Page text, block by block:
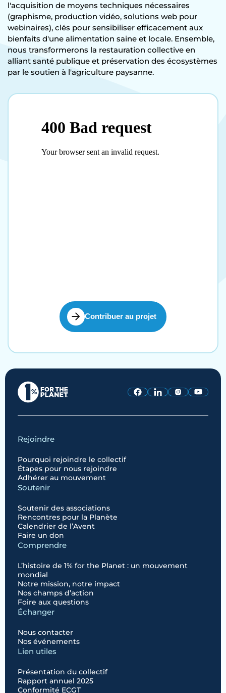
l'acquisition de moyens techniques nécessaires
(graphisme, production vidéo, solutions web pour
webinaires), clés pour sensibiliser efficacement aux
bienfaits d'une alimentation saine et locale. Ensemble,
nous transformerons la restauration collective en
alliant santé publique et préservation des écosystèmes
par le soutien à l'agriculture paysanne.
Contribuer au projet
Rejoindre
Pourquoi rejoindre le collectif
Étapes pour nous rejoindre
Adhérer au mouvement
Soutenir
Soutenir des associations
Rencontres pour la Planète
Calendrier de l’Avent
Faire un don
Comprendre
L’histoire de 1% for the Planet : un mouvement
mondial
Notre mission, notre impact
Nos champs d’action
Foire aux questions
Échanger
Nous contacter
Nos événements
Lien utiles
Présentation du collectif
Rapport annuel 2025
Conformité ECGT